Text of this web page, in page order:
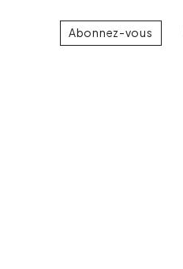
Abonnez-vous